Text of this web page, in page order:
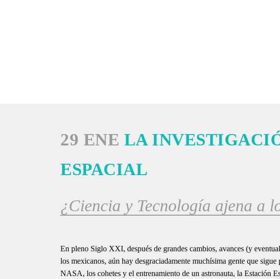
29 ENE LA
ESPACIAL
¿Ciencia y Tecnología ajena a
En pleno Siglo XXI, después de grandes cambios, avances (y
los mexicanos, aún hay desgraciadamente muchísima gente que
NASA, los cohetes y el entrenamiento de un astronauta, la Estación